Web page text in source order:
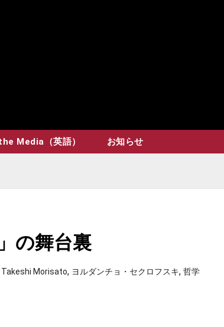
Media（英語） お知らせ
の舞台裏
Takeshi Morisato, ヨルダンチョ・セクロフスキ, 哲学